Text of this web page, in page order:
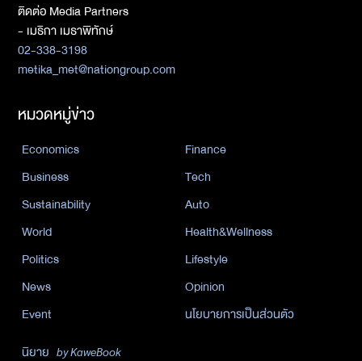
ติดต่อ Media Partners
- เมธิกา เมธาพิทักษ์
02-338-3198
metika_met@nationgroup.com
หมวดหมู่ข่าว
Economics
Finance
Business
Tech
Sustainability
Auto
World
Health&Wellness
Politics
Lifestyle
News
Opinion
Event
นโยบายการเป็นส่วนตัว
นิยาย by KaweBook